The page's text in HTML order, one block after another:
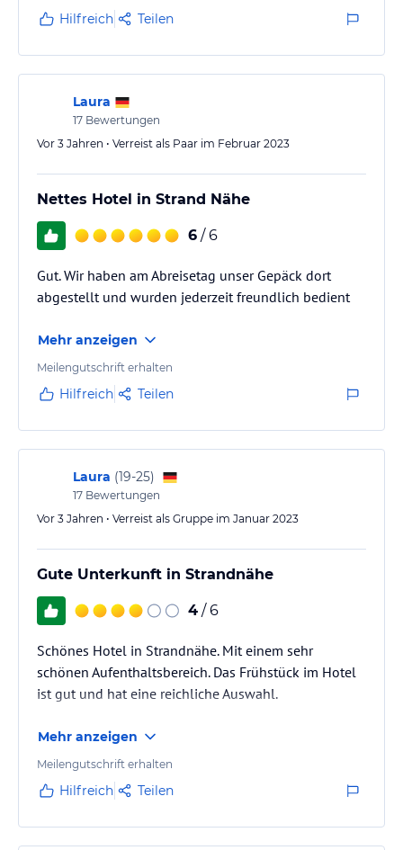
Hilfreich Teilen
Laura
17 Bewertungen
Vor 3 Jahren • Verreist als Paar im Februar 2023
Nettes Hotel in Strand Nähe
6 / 6
Gut. Wir haben am Abreisetag unser Gepäck dort
abgestellt und wurden jederzeit freundlich bedient
Mehr anzeigen
Meilengutschrift erhalten
Hilfreich Teilen
Laura (19-25)
17 Bewertungen
Vor 3 Jahren • Verreist als Gruppe im Januar 2023
Gute Unterkunft in Strandnähe
4 / 6
Schönes Hotel in Strandnähe. Mit einem sehr
schönen Aufenthaltsbereich. Das Frühstück im Hotel
ist gut und hat eine reichliche Auswahl.
Mehr anzeigen
Meilengutschrift erhalten
Hilfreich Teilen